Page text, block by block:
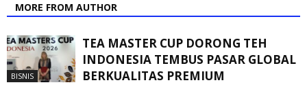
MORE FROM AUTHOR
BISNIS
TEA MASTER CUP DORONG TEH
INDONESIA TEMBUS PASAR GLOBAL
BERKUALITAS PREMIUM